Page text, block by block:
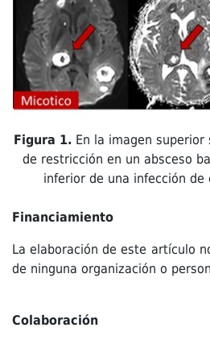
Figura 1. En la imagen
de restricción en un absceso
inferior de una infección
Financiamiento
La elaboración de este artículo
de ninguna organización o
Colaboración